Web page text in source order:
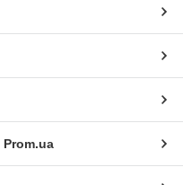
Prom.ua